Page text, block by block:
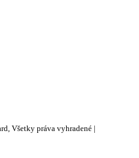
Všetky práva vyhradené |